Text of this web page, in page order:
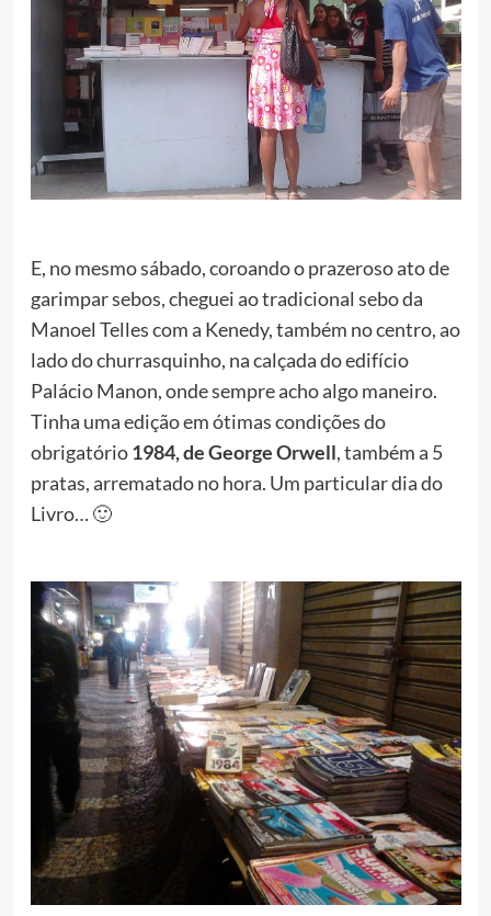
E, no mesmo sábado, coroando o prazeroso ato de
garimpar sebos, cheguei ao tradicional sebo da
Manoel Telles com a Kenedy, também no centro, ao
lado do churrasquinho, na calçada do edifício
Palácio Manon, onde sempre acho algo maneiro.
Tinha uma edição em ótimas condições do
obrigatório1984, de George Orwell, também a 5
pratas, arrematado no hora. Um particular dia do
Livro… 🙂